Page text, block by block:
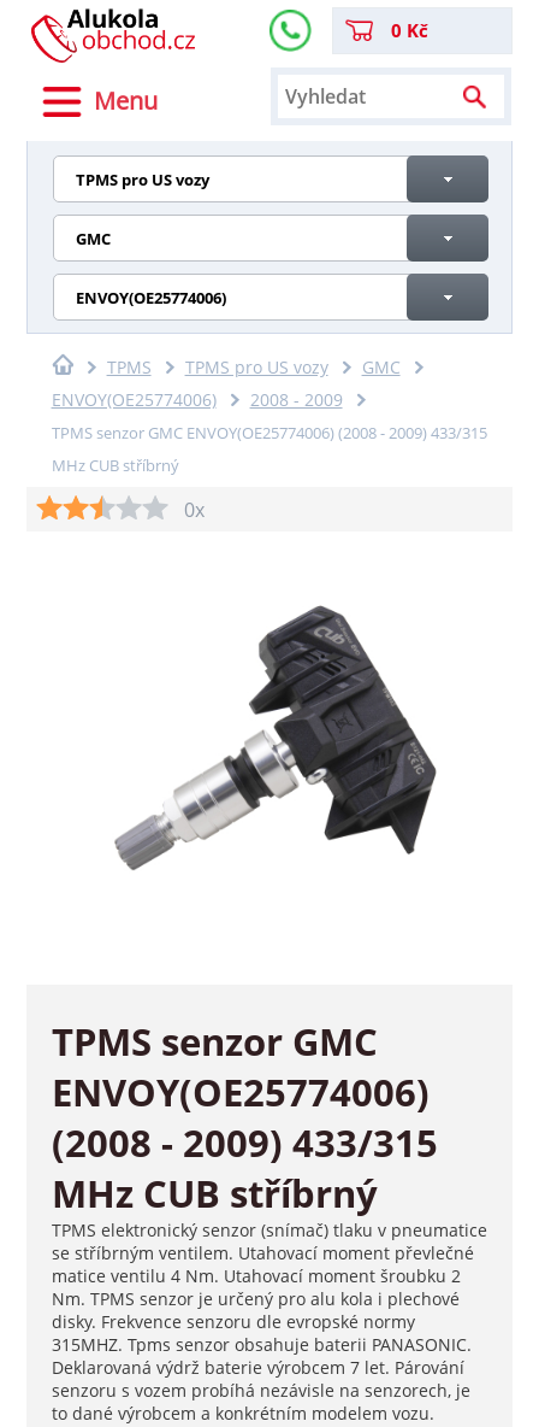
Menu
0 Kč
TPMS pro US vozy
GMC
ENVOY(OE25774006)
TPMS TPMS pro US vozy
GMC
ENVOY(OE25774006)
2008 - 2009
TPMS senzor GMC ENVOY(OE25774006) (2008 - 2009) 433/315
MHz CUB stříbrný
0x
TPMS senzor GMC
ENVOY(OE25774006)
(2008 - 2009) 433/315
MHz CUB stříbrný
TPMS elektronický senzor (snímač) tlaku v pneumatice
se stříbrným ventilem. Utahovací moment převlečné
matice ventilu 4 Nm. Utahovací moment šroubku 2
Nm. TPMS senzor je určený pro alu kola i plechové
disky. Frekvence senzoru dle evropské normy
315MHZ. Tpms senzor obsahuje baterii PANASONIC.
Deklarovaná výdrž baterie výrobcem 7 let. Párování
senzoru s vozem probíhá nezávisle na senzorech, je
to dané výrobcem a konkrétním modelem vozu.